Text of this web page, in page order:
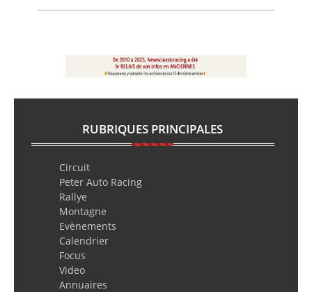
RUBRIQUES PRINCIPALES
Circuit
Peter Auto Racing
Rallye
Montagne
Evènements
Calendrier
Focus
Video
Annuaires